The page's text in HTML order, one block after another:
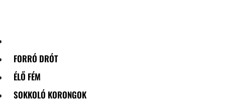
FORRÓ DRÓT
ÉLŐ FÉM
SOKKOLÓ KORONGOK